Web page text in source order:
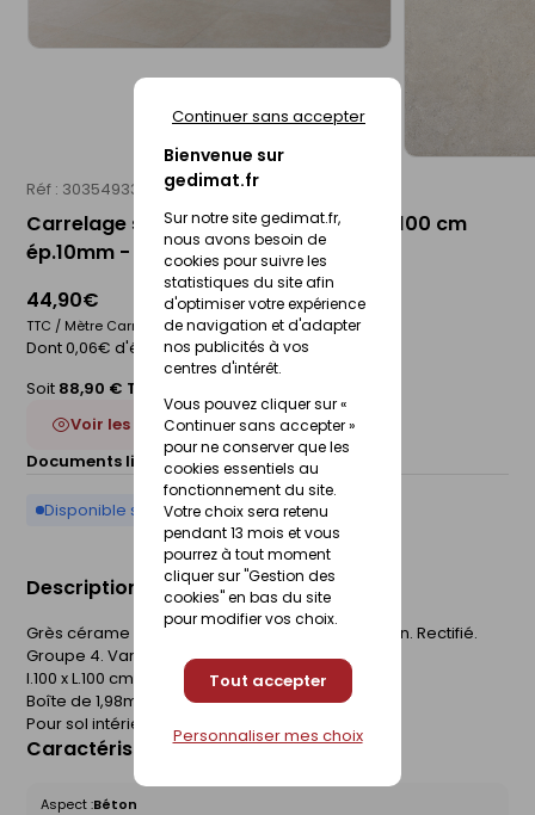
Bienvenue sur
gedimat.fr
Sur notre site gedimat.fr,
nous avons besoin de
cookies pour suivre les
statistiques du site afin
d'optimiser votre expérience
de navigation et d'adapter
nos publicités à vos
centres d'intérêt.
Vous pouvez cliquer sur «
Continuer sans accepter »
pour ne conserver que les
cookies essentiels au
fonctionnement du site.
Votre choix sera retenu
pendant 13 mois et vous
pourrez à tout moment
cliquer sur "Gestion des
cookies" en bas du site
pour modifier vos choix.
Tout accepter
Continuer sans accepter
Personnaliser mes choix
Réf : 30354933 STN
Carrelage sol intérieur PURSUE - 100 x 100 cm
ép.10mm - grey
44,90€
TTC / Mètre Carré
Dont 0,06€ d'éco-participation
Soit 88,90 € TTC
Voir les 3 déclinaisons
Documents liés :
Fiche technique
Disponible sur commande
Description du produit
Grès cérame émaillé. Finition mate. Aspect béton. Rectifié.
Groupe 4. Variation de nuances V2.
l.100 x L.100 cm. Epaisseur 10mm.
Boîte de 1,98m².
Pour sol intérieur.
Caractéristiques du produit
Aspect :Béton